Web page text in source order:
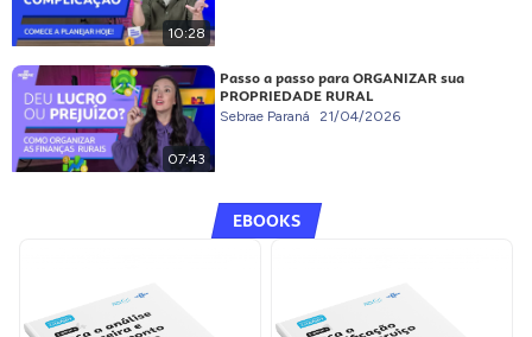
10:28
07:43
Passo a passo para ORGANIZAR sua
PROPRIEDADE RURAL
Sebrae Paraná 21/04/2026
EBOOKS